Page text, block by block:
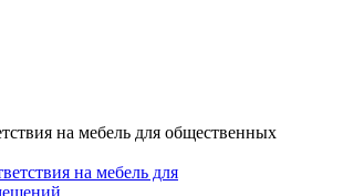
на мебель для общественных